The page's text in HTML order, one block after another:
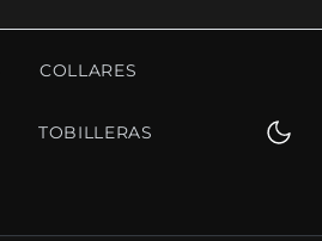
COLLARES
TOBILLERAS